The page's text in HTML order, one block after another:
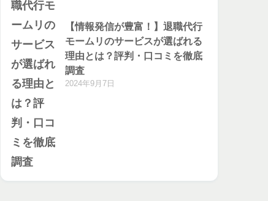
【情報発信が豊富！】退職代行
モームリのサービスが選ばれる
理由とは？評判・口コミを徹底
調査
2024年9月7日